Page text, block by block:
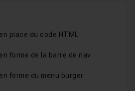
place du code HTML
forme de la barre de nav
forme du menu burger